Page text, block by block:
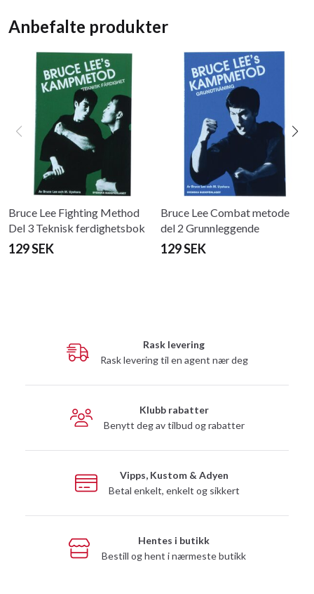
Anbefalte produkter
Bruce Lee Fighting Method
Del 3 Teknisk ferdighetsbok
129 SEK
Bruce Lee Combat metode
del 2 Grunnleggende
treningsbok
129 SEK
Rask levering
Rask levering til en agent nær deg
Klubb rabatter
Benytt deg av tilbud og rabatter
Vipps, Kustom & Adyen
Betal enkelt, enkelt og sikkert
Hentes i butikk
Bestill og hent i nærmeste butikk